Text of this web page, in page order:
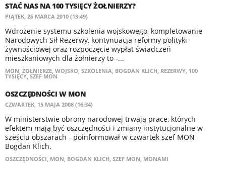
STAĆ NAS NA 100 TYSIĘCY ŻOŁNIERZY?
PIĄTEK, 26 MARCA 2010 (13:49)
Wdrożenie systemu szkolenia wojskowego, kompletowanie
Narodowych Sił Rezerwy, kontynuacja reformy polityki
żywnościowej oraz rozpoczęcie wypłat świadczeń
mieszkaniowych dla żołnierzy to -...
MON, ŻOŁNIERZE, WOJSKO, SZKOLENIA, BOGDAN KLICH, REZERWY, 100
TYSIĘCY, SZEF MON
OSZCZĘDNOŚCI W MON
CZWARTEK, 15 MAJA 2008 (16:34)
W ministerstwie obrony narodowej trwają prace, których
efektem mają być oszczędności i zmiany instytucjonalne w
sześciu obszarach - poinformował w czwartek szef MON
Bogdan Klich.
OSZCZĘDNOŚCI, MON, BOGDAN KLICH, SZEF MON, MONAMI